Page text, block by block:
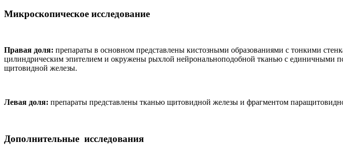
Микроскопическое исследование
Правая доля: препараты в основном представлены кистозными образованиями с тонкими
цилиндрическим эпителием и окружены рыхлой нейрональноподобной тканью с единичными
щитовидной железы.
Левая доля: препараты представлены тканью щитовидной железы и фрагментом
Дополнительные исследования